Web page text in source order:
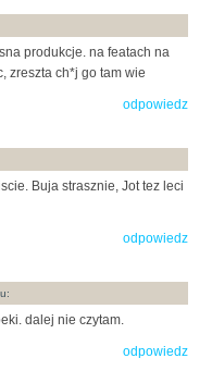
produkcje. na featach na
zreszta ch*j go tam wie
odpowiedz
Buja strasznie, Jot tez leci
odpowiedz
dalej nie czytam.
odpowiedz